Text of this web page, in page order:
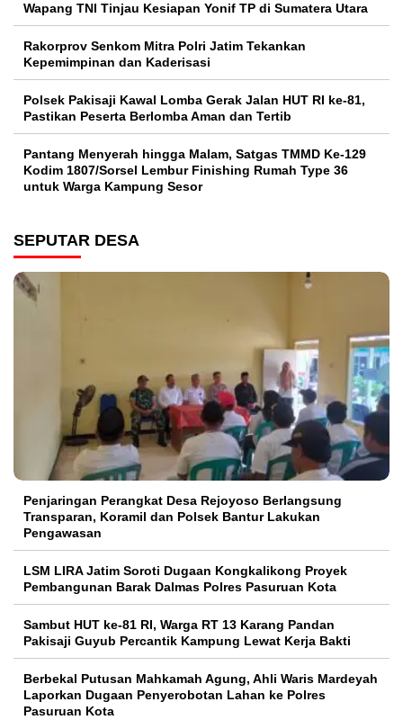
Wapang TNI Tinjau Kesiapan Yonif TP di Sumatera Utara
Rakorprov Senkom Mitra Polri Jatim Tekankan
Kepemimpinan dan Kaderisasi
Polsek Pakisaji Kawal Lomba Gerak Jalan HUT RI ke-81,
Pastikan Peserta Berlomba Aman dan Tertib
Pantang Menyerah hingga Malam, Satgas TMMD Ke-129
Kodim 1807/Sorsel Lembur Finishing Rumah Type 36
untuk Warga Kampung Sesor
SEPUTAR DESA
Penjaringan Perangkat Desa Rejoyoso Berlangsung
Transparan, Koramil dan Polsek Bantur Lakukan
Pengawasan
LSM LIRA Jatim Soroti Dugaan Kongkalikong Proyek
Pembangunan Barak Dalmas Polres Pasuruan Kota
Sambut HUT ke-81 RI, Warga RT 13 Karang Pandan
Pakisaji Guyub Percantik Kampung Lewat Kerja Bakti
Berbekal Putusan Mahkamah Agung, Ahli Waris Mardeyah
Laporkan Dugaan Penyerobotan Lahan ke Polres
Pasuruan Kota